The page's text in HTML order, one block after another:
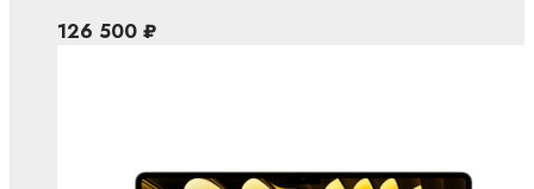
126 500 ₽